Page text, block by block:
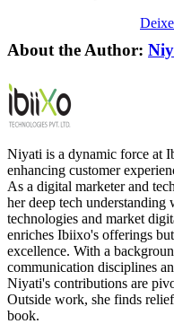
About the Author:
Niyati is a dynamic force at
enhancing customer
As a digital marketer and
her deep tech
technologies and market
enriches Ibiixo's offerings
excellence. With a
communication disciplines
Niyati's contributions are
Outside work, she finds
book.